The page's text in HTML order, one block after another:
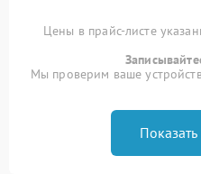
Цены в прайс-листе
Мы проверим ваше
Показать